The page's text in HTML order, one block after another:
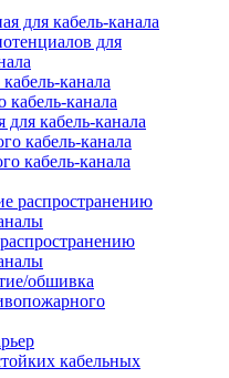
для кабель-канала
для
канала
кабель-канала
для кабель-канала
кабель-канала
кабель-канала
обшивка
кабельных